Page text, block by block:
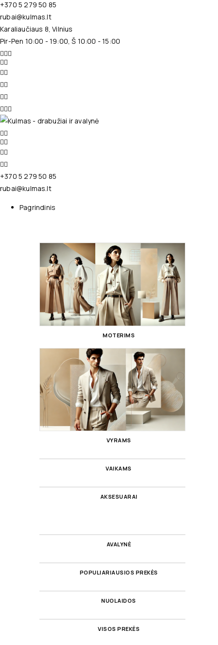
+370 5 279 50 85
rubai@kulmas.lt
Karaliaučiaus 8, Vilnius
Pir-Pen 10:00 - 19:00, Š 10:00 - 15:00
+370 5 279 50 85
rubai@kulmas.lt
Pagrindinis
MOTERIMS
VYRAMS
VAIKAMS
AKSESUARAI
AVALYNĖ
POPULIARIAUSIOS PREKĖS
NUOLAIDOS
VISOS PREKĖS